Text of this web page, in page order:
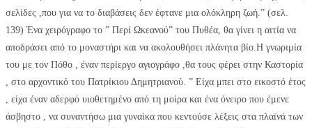
σελίδες ,που για να το διαβάσεις δεν έφτανε μια ολόκληρη ζωή.” (σελ.
139) Ένα χειρόγραφο το ” Περί Ωκεανού” του Πυθέα, θα γίνει η αιτία να
αποδράσει από το μοναστήρι και να ακολουθήσει πλάνητα βίο.Η γνωριμία
του με τον Πόθο , έναν περίεργο αγιογράφο ,θα τους φέρει στην Καστορία
, στο αρχοντικό του Πατρίκιου Δημητριανού. ” Είχα μπει στο εικοστό έτος
, είχα έναν αδερφό υιοθετημένο από τη μοίρα και ένα όνειρο που έμενε
άσβηστο , να συναντήσω μια γυναίκα που κεντούσε λέξεις στα πλαϊνά των